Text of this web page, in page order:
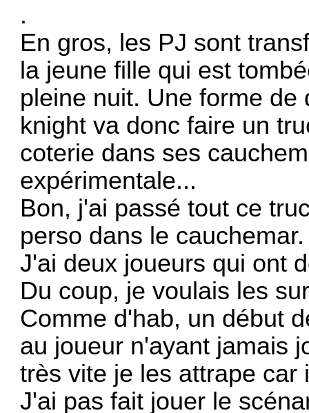
.
En gros, les PJ sont
la jeune fille qui est
pleine nuit. Une forme
knight va donc faire un
coterie dans ses
expérimentale...
Bon, j'ai passé tout ce
perso dans le cauchemar.
J'ai deux joueurs qui ont
Du coup, je voulais les
Comme d'hab, un début
au joueur n'ayant jamais
très vite je les attrape
J'ai pas fait jouer le